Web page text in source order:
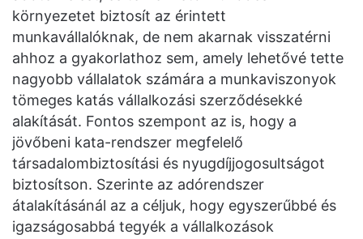
környezetet biztosít az érintett
munkavállalóknak, de nem akarnak visszatérni
ahhoz a gyakorlathoz sem, amely lehetővé tette
nagyobb vállalatok számára a munkaviszonyok
tömeges katás vállalkozási szerződésekké
alakítását. Fontos szempont az is, hogy a
jövőbeni kata-rendszer megfelelő
társadalombiztosítási és nyugdíjjogosultságot
biztosítson. Szerinte az adórendszer
átalakításánál az a céljuk, hogy egyszerűbbé és
igazságosabbá tegyék a vállalkozások